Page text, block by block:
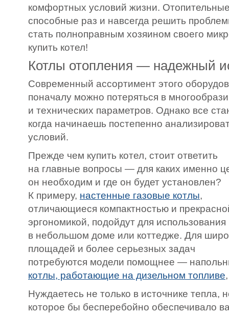
комфортных условий жизни.
способные раз и навсегда решить
стать полноправным хозяином своего
купить котел!
Котлы отопления — надежный
Современный ассортимент этого
поначалу можно потеряться в
и технических параметров. Однако все
когда начинаешь постепенно
условий.
Прежде чем купить котел, стоит ответить
на главные вопросы — для каких именно
он необходим и где он будет установлен?
К примеру, настенные газовые котлы,
отличающиеся компактностью и
эргономикой, подойдут для использования
в небольшом доме или коттедже. Для
площадей и более серьезных задач
потребуются модели помощнее —
котлы, работающие на дизельном топливе
Нуждаетесь не только в источнике тепла,
которое бы бесперебойно обеспечивало